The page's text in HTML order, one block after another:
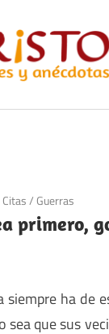
Citas/Guerras
primero,
siempre ha de
sea que sus